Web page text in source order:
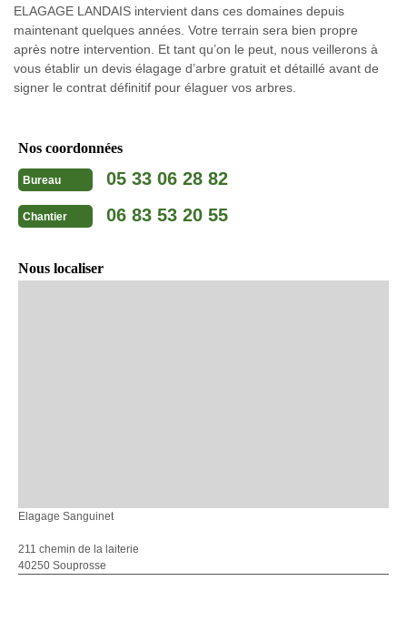
ELAGAGE LANDAIS intervient dans ces domaines depuis
maintenant quelques années. Votre terrain sera bien propre
après notre intervention. Et tant qu’on le peut, nous veillerons à
vous établir un devis élagage d’arbre gratuit et détaillé avant de
signer le contrat définitif pour élaguer vos arbres.
Nos coordonnées
Bureau 05 33 06 28 82
Chantier 06 83 53 20 55
Nous localiser
Elagage Sanguinet
211 chemin de la laiterie
40250 Souprosse